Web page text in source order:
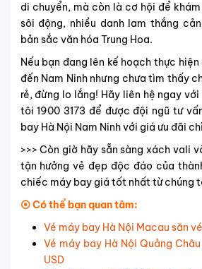
di chuyển, mà còn là cơ hội để
sôi động, nhiều danh lam thắng
bản sắc văn hóa Trung Hoa.
Nếu bạn đang lên kế hoạch thực
đến Nam Ninh nhưng chưa tìm thấy
rẻ, đừng lo lắng! Hãy liên hệ ngay
tôi 1900 3173 để được đội ngũ tư
bay Hà Nội Nam Ninh với giá ưu đãi chỉ
>>> Còn giờ hãy sẵn sàng xách vali
tận hưởng vẻ đẹp độc đáo của
chiếc máy bay giá tốt nhất từ ​​chúng
⦿ Có thể bạn quan tâm:
Vé máy bay Hà Nội Macau săn
Vé máy bay Hà Nội Quảng
USD